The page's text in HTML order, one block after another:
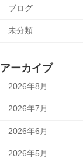
ブログ
未分類
アーカイブ
2026年8月
2026年7月
2026年6月
2026年5月